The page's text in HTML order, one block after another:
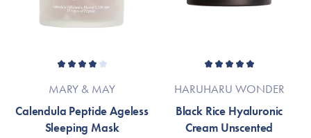
MARY & MAY
Calendula Peptide Ageless
Sleeping Mask
HARUHARU WONDER
Black Rice Hyaluronic
Cream Unscented